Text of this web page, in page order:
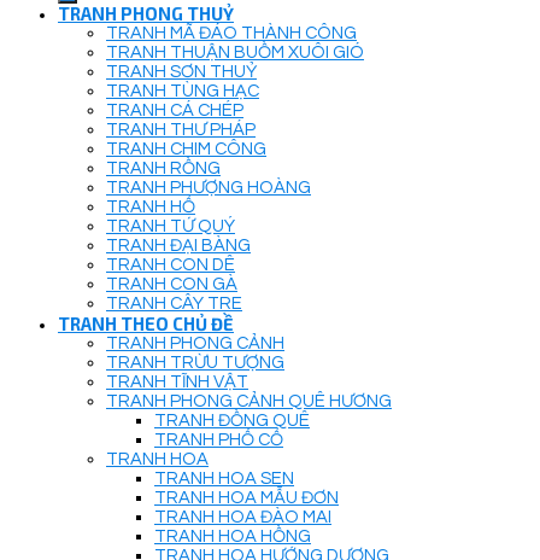
TRANH PHONG THUỶ
TRANH MÃ ĐÁO THÀNH CÔNG
TRANH THUẬN BUỒM XUÔI GIÓ
TRANH SƠN THUỶ
TRANH TÙNG HẠC
TRANH CÁ CHÉP
TRANH THƯ PHÁP
TRANH CHIM CÔNG
TRANH RỒNG
TRANH PHƯỢNG HOÀNG
TRANH HỔ
TRANH TỨ QUÝ
TRANH ĐẠI BÀNG
TRANH CON DÊ
TRANH CON GÀ
TRANH CÂY TRE
TRANH THEO CHỦ ĐỀ
TRANH PHONG CẢNH
TRANH TRỪU TƯỢNG
TRANH TĨNH VẬT
TRANH PHONG CẢNH QUÊ HƯƠNG
TRANH ĐỒNG QUÊ
TRANH PHỐ CỔ
TRANH HOA
TRANH HOA SEN
TRANH HOA MẪU ĐƠN
TRANH HOA ĐÀO MAI
TRANH HOA HỒNG
TRANH HOA HƯỚNG DƯƠNG